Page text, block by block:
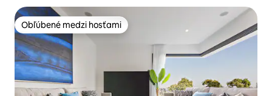
Obľúbené medzi hosťami
Obľúbené medzi hosťami